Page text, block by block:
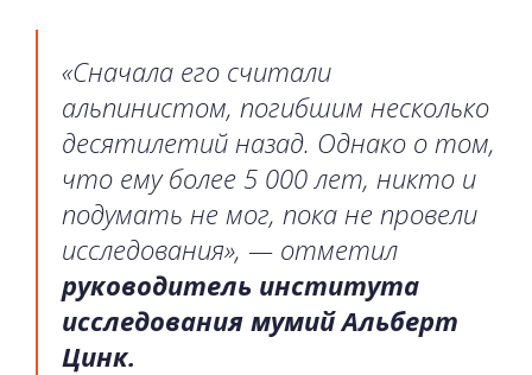
«Сначала его считали
альпинистом, погибшим несколько
десятилетий назад. Однако о том,
что ему более 5 000 лет, никто и
подумать не мог, пока не провели
исследования», — отметил
руководитель института
исследования мумий Альберт
Цинк.